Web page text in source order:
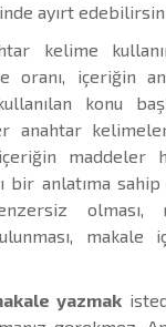
ayırt
kelime
oranı, içeriğin
konu
anahtar
maddeler
bir anlatıma
olması,
makale
yazmak